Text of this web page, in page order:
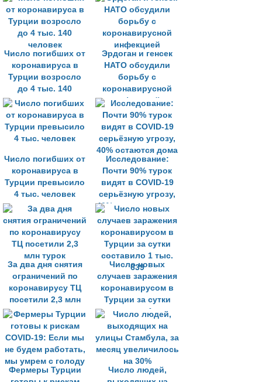
Число погибших от
коронавируса в
Турции возросло
до 4 тыс. 140
человек
Эрдоган и генсек
НАТО обсудили
борьбу с
коронавирусной
инфекцией
Число погибших от
коронавируса в
Турции превысило
4 тыс. человек
Исследование:
Почти 90% турок
видят в COVID-19
серьёзную угрозу,
40% остаются дома
За два дня снятия
ограничений по
коронавирусу ТЦ
посетили 2,3 млн
турок
Число новых
случаев заражения
коронавирусом в
Турции за сутки
составило 1 тыс.
639
Фермеры Турции
Число людей,